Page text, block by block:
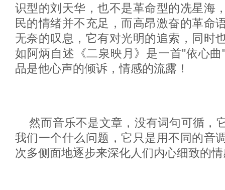
识型的刘天华，也不是革命型的冼星海
民的情绪并不充足，而高昂激奋的革命
无奈的叹息，它有对光明的追索，同时
如阿炳自述《二泉映月》是一首"依心
品是他心声的倾诉，情感的流露！
然而音乐不是文章，没有词句可循，
我们一个什么问题，它只是用不同的音
次多侧面地逐步来深化人们内心细致的